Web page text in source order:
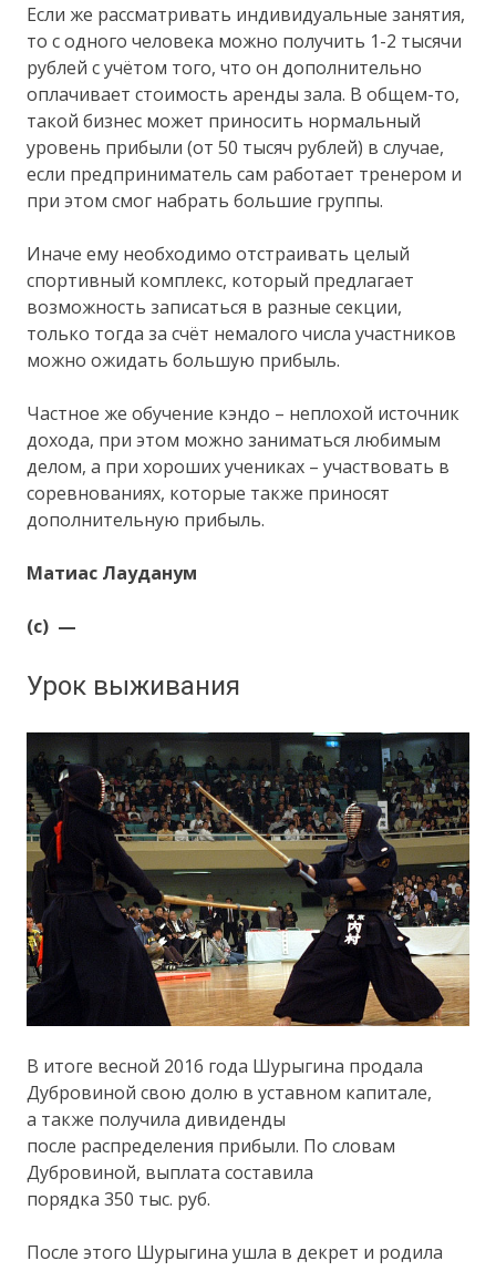
Если же рассматривать индивидуальные занятия,
то с одного человека можно получить 1-2 тысячи
рублей с учётом того, что он дополнительно
оплачивает стоимость аренды зала. В общем-то,
такой бизнес может приносить нормальный
уровень прибыли (от 50 тысяч рублей) в случае,
если предприниматель сам работает тренером и
при этом смог набрать большие группы.
Иначе ему необходимо отстраивать целый
спортивный комплекс, который предлагает
возможность записаться в разные секции,
только тогда за счёт немалого числа участников
можно ожидать большую прибыль.
Частное же обучение кэндо – неплохой источник
дохода, при этом можно заниматься любимым
делом, а при хороших учениках – участвовать в
соревнованиях, которые также приносят
дополнительную прибыль.
Матиас Лауданум
(c) —
Урок выживания
В итоге весной 2016 года Шурыгина продала
Дубровиной свою долю в уставном капитале,
а также получила дивиденды
после распределения прибыли. По словам
Дубровиной, выплата составила
порядка 350 тыс. руб.
После этого Шурыгина ушла в декрет и родила